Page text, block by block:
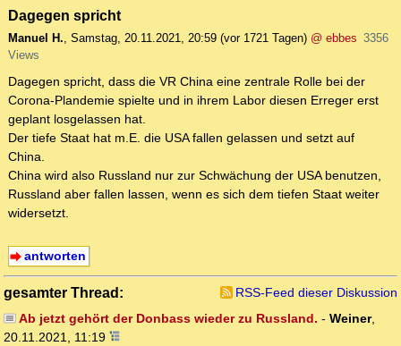
Dagegen spricht
Manuel H., Samstag, 20.11.2021, 20:59 (vor 1721 Tagen) @ ebbes 3356
Views
Dagegen spricht, dass die VR China eine zentrale Rolle bei der
Corona-Plandemie spielte und in ihrem Labor diesen Erreger erst
geplant losgelassen hat.
Der tiefe Staat hat m.E. die USA fallen gelassen und setzt auf
China.
China wird also Russland nur zur Schwächung der USA benutzen,
Russland aber fallen lassen, wenn es sich dem tiefen Staat weiter
widersetzt.
antworten
gesamter Thread:
RSS-Feed dieser Diskussion
Ab jetzt gehört der Donbass wieder zu Russland. - Weiner,
20.11.2021, 11:19